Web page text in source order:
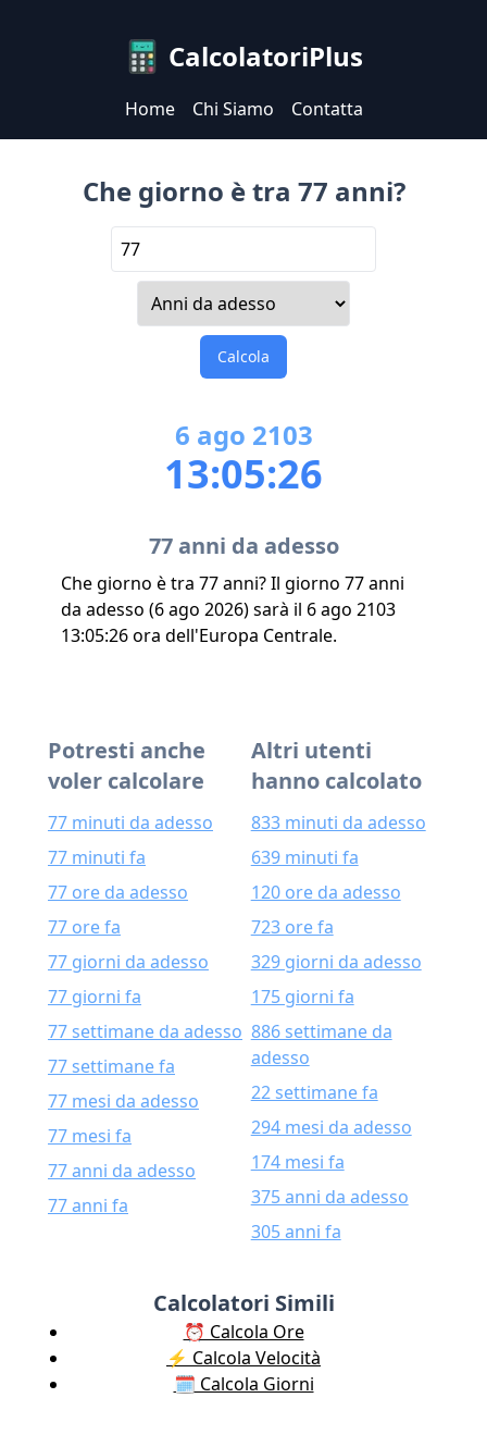
CalcolatoriPlus
Home Chi Siamo Contatta
Che giorno è tra 77 anni?
Calcola
6 ago 2103
13:05:26
77 anni da adesso
Che giorno è tra 77 anni? Il giorno 77 anni
da adesso (6 ago 2026) sarà il 6 ago 2103
13:05:26 ora dell'Europa Centrale.
Potresti anche
voler calcolare
77 minuti da adesso
77 minuti fa
77 ore da adesso
77 ore fa
77 giorni da adesso
77 giorni fa
77 settimane da adesso
77 settimane fa
77 mesi da adesso
77 mesi fa
77 anni da adesso
77 anni fa
Altri utenti
hanno calcolato
833 minuti da adesso
639 minuti fa
120 ore da adesso
723 ore fa
329 giorni da adesso
175 giorni fa
886 settimane da
adesso
22 settimane fa
294 mesi da adesso
174 mesi fa
375 anni da adesso
305 anni fa
Calcolatori Simili
⏰ Calcola Ore
⚡️ Calcola Velocità
🗓️ Calcola Giorni